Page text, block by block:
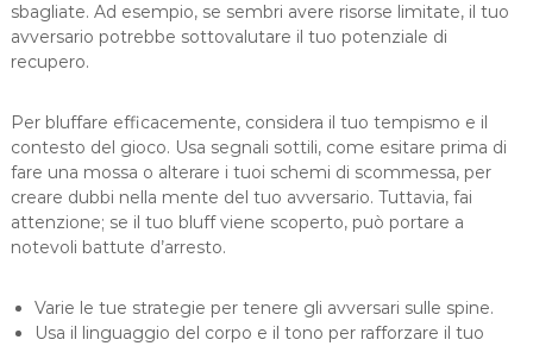
sbagliate. Ad esempio, se sembri avere risorse limitate, il tuo
avversario potrebbe sottovalutare il tuo potenziale di
recupero.
Per bluffare efficacemente, considera il tuo tempismo e il
contesto del gioco. Usa segnali sottili, come esitare prima di
fare una mossa o alterare i tuoi schemi di scommessa, per
creare dubbi nella mente del tuo avversario. Tuttavia, fai
attenzione; se il tuo bluff viene scoperto, può portare a
notevoli battute d’arresto.
Varie le tue strategie per tenere gli avversari sulle spine.
Usa il linguaggio del corpo e il tono per rafforzare il tuo